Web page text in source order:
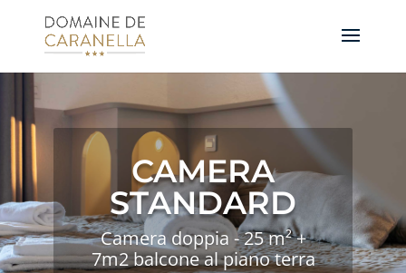
CAMERA
STANDARD
Camera doppia - 25 m² +
7m2 balcone al piano terra